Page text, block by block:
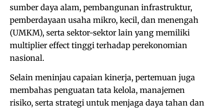
sumber daya alam, pembangunan infrastruktur,
pemberdayaan usaha mikro, kecil, dan menengah
(UMKM), serta sektor-sektor lain yang memiliki
multiplier effect tinggi terhadap perekonomian
nasional.
Selain meninjau capaian kinerja, pertemuan juga
membahas penguatan tata kelola, manajemen
risiko, serta strategi untuk menjaga daya tahan dan